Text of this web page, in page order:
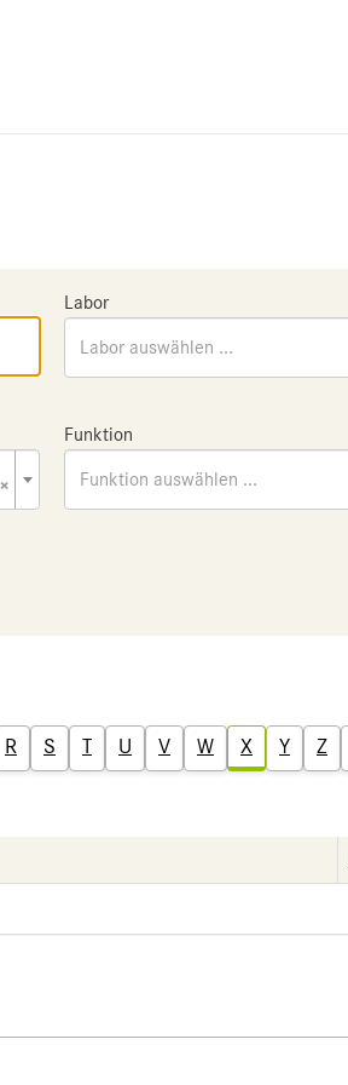
Labor
Labor auswählen ...
×
Funktion
Funktion auswählen ...
R S T U V W X Y Z